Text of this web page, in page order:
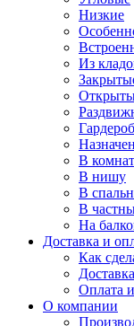
Низкие
Из
В
В нишу
В
В
На
Доставка и
Как
Доставка
Оплата
О компании